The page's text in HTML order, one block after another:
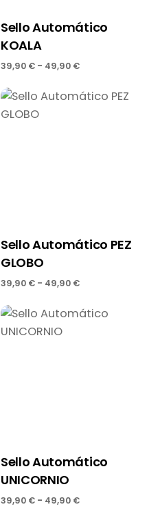
Sello Automático
KOALA
39,90 € - 49,90 €
Sello Automático PEZ
GLOBO
39,90 € - 49,90 €
Sello Automático
UNICORNIO
39,90 € - 49,90 €